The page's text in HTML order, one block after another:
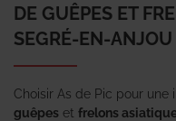
DE GUÊPES ET
SEGRÉ-EN-ANJOU
Choisir As de Pic pour
guêpes et frelons